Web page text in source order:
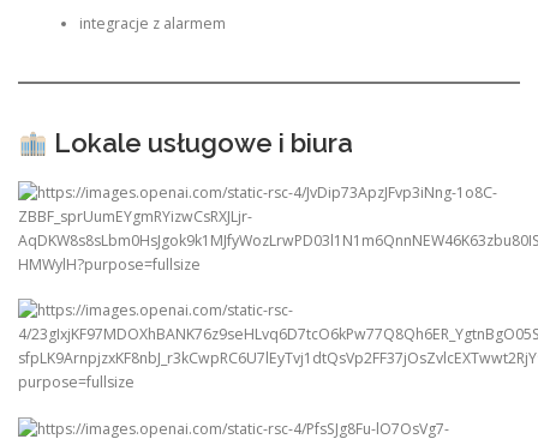
integracje z alarmem
Lokale usługowe i biura